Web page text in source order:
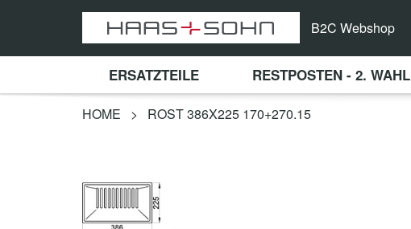
B2C Webshop
ERSATZTEILE RESTPOSTEN - 2. WAHL
HOME > ROST 386X225 170+270.15